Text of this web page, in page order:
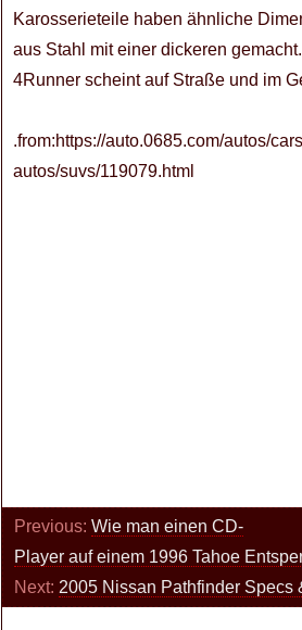
Karosserieteile haben ähnliche
aus Stahl mit einer dickeren
4Runner scheint auf Straße und im
.from:https://auto.0685.com/autos/
autos/suvs/119079.html
Previous: Wie man einen CD-
Player auf einem 1996 Tahoe
Next: 2005 Nissan Pathfinder Specs